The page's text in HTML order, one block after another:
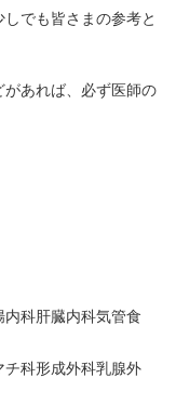
でも皆さまの参考と
あれば、必ず医師の
内科肝臓内科気管食
チ科形成外科乳腺外